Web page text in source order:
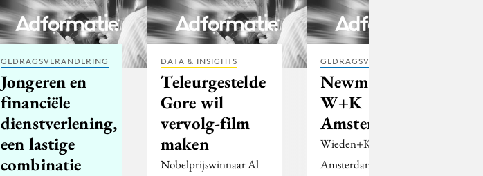
GEDRAGSVERANDERING
Jongeren en
financiële
dienstverlening,
een lastige
combinatie
DATA & INSIGHTS
Teleurgestelde
Gore wil
vervolg-film
maken
Nobelprijswinnaar Al
GEDRAGSVERANDERING
Newman leidt
W+K
Amsterdam
Wieden+Kennedy
Amsterdam (W+K)